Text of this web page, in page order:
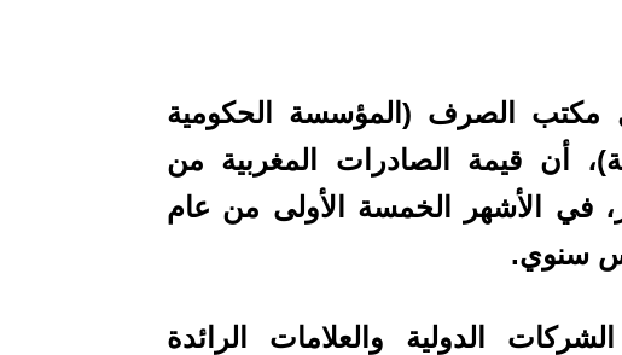
قال مكتب الصرف (المؤسسة الحكومية
أن قيمة الصادرات المغربية من
مليار دولار، في الأشهر الخمسة الأولى من عام
الدولية والعلامات الرائدة